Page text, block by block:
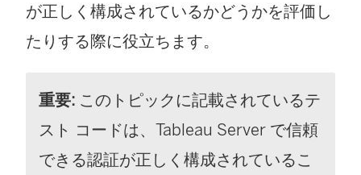
が正しく構成されているかどうかを評価し
たりする際に役立ちます。
重要: このトピックに記載されているテ
スト コードは、Tableau Server で信頼
できる認証が正しく構成されているこ